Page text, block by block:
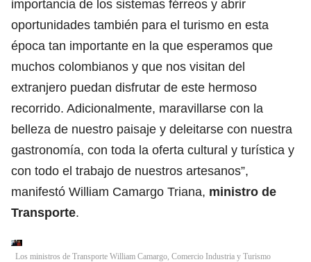
importancia de los sistemas férreos y abrir
oportunidades también para el turismo en esta
época tan importante en la que esperamos que
muchos colombianos y que nos visitan del
extranjero puedan disfrutar de este hermoso
recorrido. Adicionalmente, maravillarse con la
belleza de nuestro paisaje y deleitarse con nuestra
gastronomía, con toda la oferta cultural y turística y
con todo el trabajo de nuestros artesanos”,
manifestó William Camargo Triana, ministro de
Transporte.
Los ministros de Transporte William Camargo, Comercio Industria y Turismo